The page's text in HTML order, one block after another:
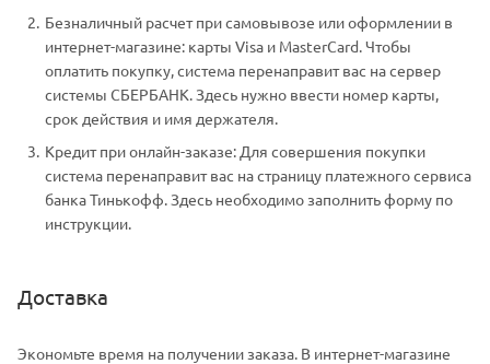
Безналичный расчет при самовывозе или оформлении в
интернет-магазине: карты Visa и MasterCard. Чтобы
оплатить покупку, система перенаправит вас на сервер
системы СБЕРБАНК. Здесь нужно ввести номер карты,
срок действия и имя держателя.
Кредит при онлайн-заказе: Для совершения покупки
система перенаправит вас на страницу платежного сервиса
банка Тинькофф. Здесь необходимо заполнить форму по
инструкции.
Доставка
Экономьте время на получении заказа. В интернет-магазине